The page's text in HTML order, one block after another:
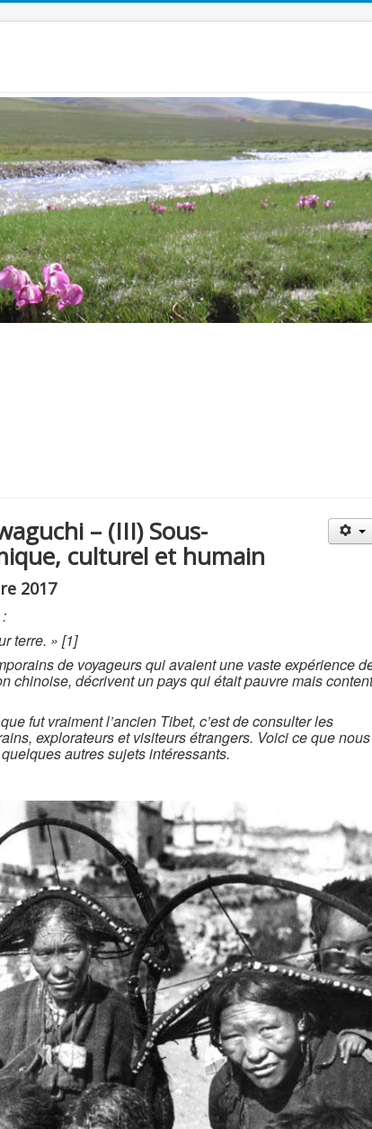
– (III) Sous-
culturel et humain
2017
terre. » [1]
de voyageurs qui avaient une vaste expérience
chinoise, décrivent un pays qui était pauvre mais
fut vraiment l’ancien Tibet, c’est de consulter les
explorateurs et visiteurs étrangers. Voici ce que nous
autres sujets intéressants.